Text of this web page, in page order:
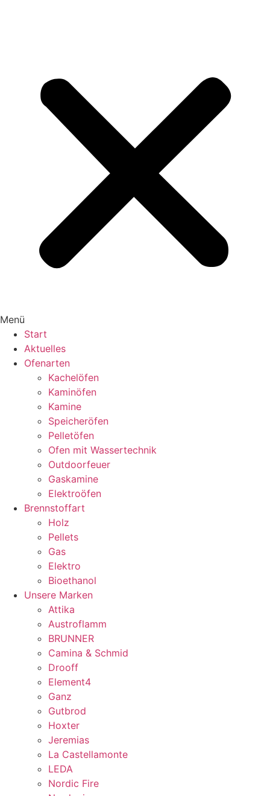
Menü
Start
Aktuelles
Ofenarten
Kachelöfen
Kaminöfen
Kamine
Speicheröfen
Pelletöfen
Ofen mit Wassertechnik
Outdoorfeuer
Gaskamine
Elektroöfen
Brennstoffart
Holz
Pellets
Gas
Elektro
Bioethanol
Unsere Marken
Attika
Austroflamm
BRUNNER
Camina & Schmid
Drooff
Element4
Ganz
Gutbrod
Hoxter
Jeremias
La Castellamonte
LEDA
Nordic Fire